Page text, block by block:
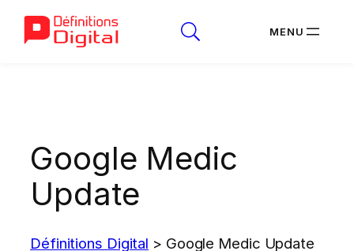
Google Medic
Update
Définitions Digital > Google Medic Update